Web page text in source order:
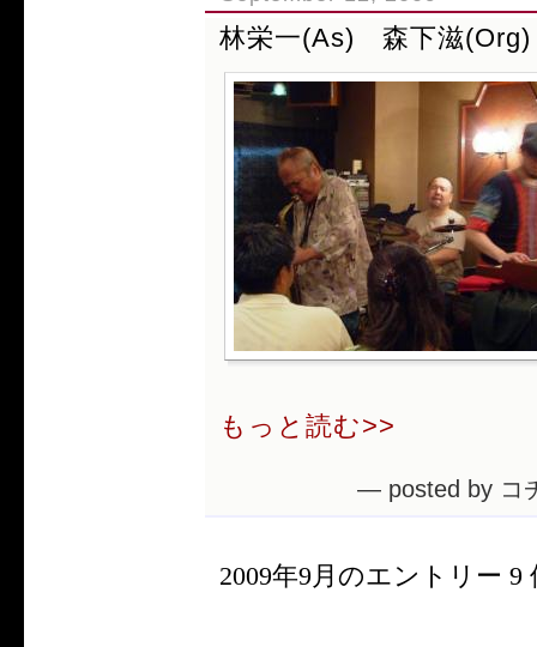
林栄一(As) 森下滋
もっと読む>>
— posted by コ
2009年9月のエントリー 9